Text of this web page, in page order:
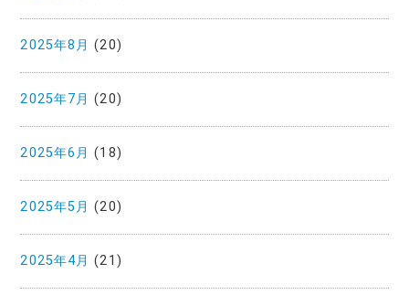
2025年8月 (20)
2025年7月 (20)
2025年6月 (18)
2025年5月 (20)
2025年4月 (21)